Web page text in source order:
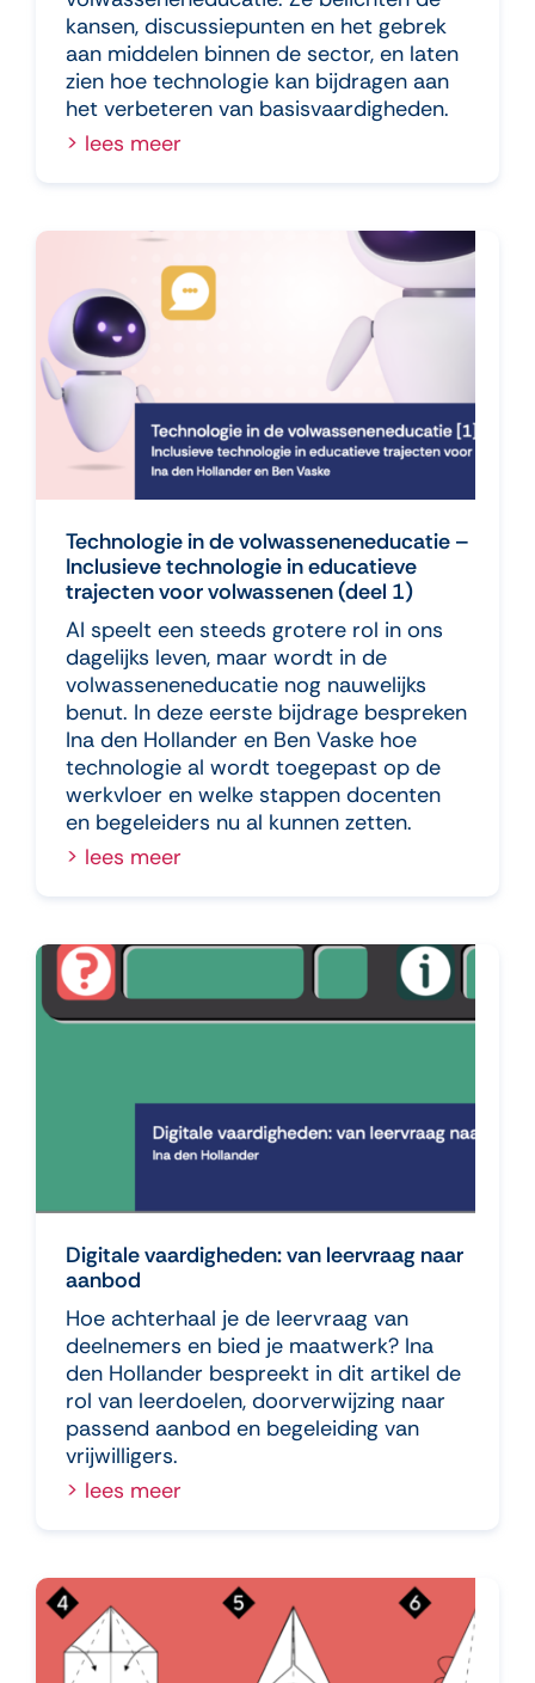
kansen, discussiepunten en het gebrek
aan middelen binnen de sector, en laten
zien hoe technologie kan bijdragen aan
het verbeteren van basisvaardigheden.
> lees meer
Technologie in de volwasseneneducatie –
Inclusieve technologie in educatieve
trajecten voor volwassenen (deel 1)
AI speelt een steeds grotere rol in ons
dagelijks leven, maar wordt in de
volwasseneneducatie nog nauwelijks
benut. In deze eerste bijdrage bespreken
Ina den Hollander en Ben Vaske hoe
technologie al wordt toegepast op de
werkvloer en welke stappen docenten
en begeleiders nu al kunnen zetten.
> lees meer
Digitale vaardigheden: van leervraag naar
aanbod
Hoe achterhaal je de leervraag van
deelnemers en bied je maatwerk? Ina
den Hollander bespreekt in dit artikel de
rol van leerdoelen, doorverwijzing naar
passend aanbod en begeleiding van
vrijwilligers.
> lees meer